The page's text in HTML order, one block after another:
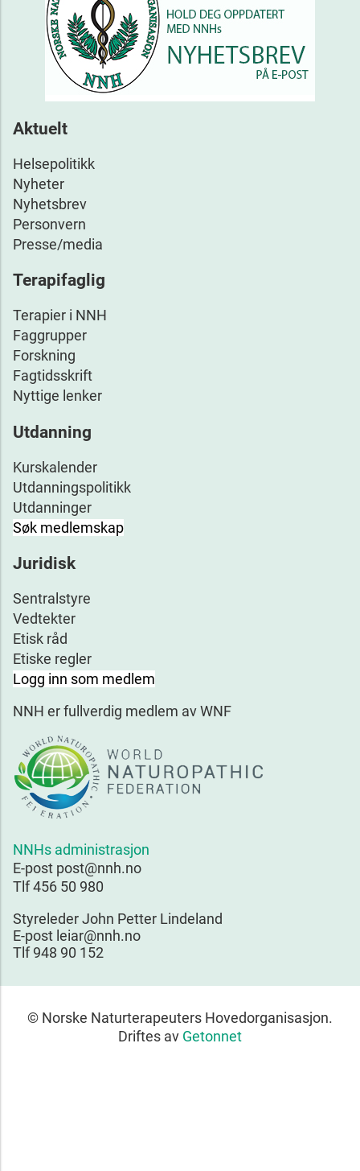
Aktuelt
Helsepolitikk
Nyheter
Nyhetsbrev
Personvern
Presse/media
Terapifaglig
Terapier i NNH
Faggrupper
Forskning
Fagtidsskrift
Nyttige lenker
Utdanning
Kurskalender
Utdanningspolitikk
Utdanninger
Søk medlemskap
Juridisk
Sentralstyre
Vedtekter
Etisk råd
Etiske regler
Logg inn som medlem
NNH er fullverdig medlem av WNF
NNHs administrasjon
E-post post@nnh.no
Tlf 456 50 980
Styreleder John Petter Lindeland
E-post leiar@nnh.no
Tlf 948 90 152
© Norske Naturterapeuters Hovedorganisasjon.
Driftes av Getonnet